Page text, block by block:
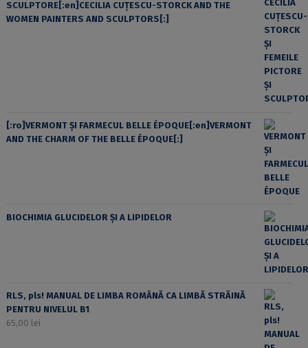
SCULPTORE[:en]CECILIA CUŢESCU-STORCK AND THE
WOMEN PAINTERS AND SCULPTORS[:]
[:ro]VERMONT ȘI FARMECUL BELLE ÉPOQUE[:en]VERMONT
AND THE CHARM OF THE BELLE ÉPOQUE[:]
BIOCHIMIA GLUCIDELOR ȘI A LIPIDELOR
RLS, pls! MANUAL DE LIMBA ROMÂNĂ CA LIMBĂ STRĂINĂ
PENTRU NIVELUL B1
65,00 lei